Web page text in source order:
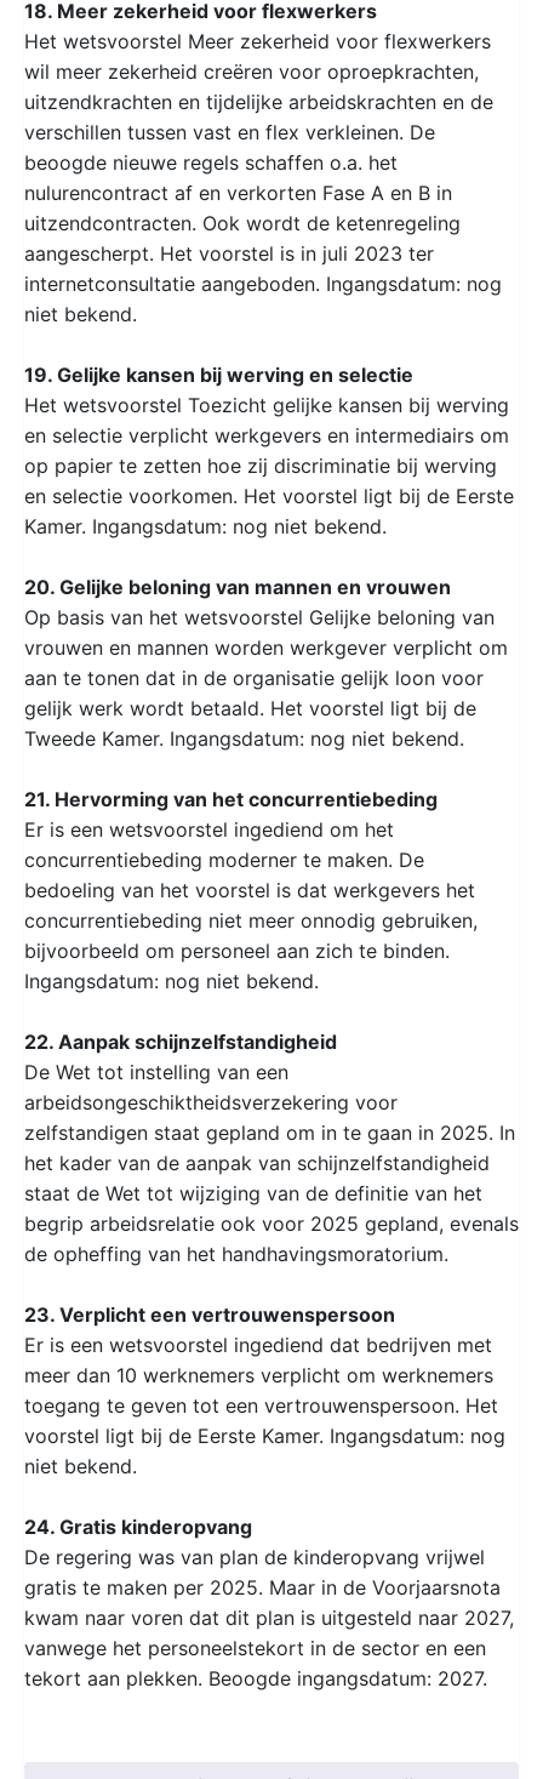
18. Meer zekerheid voor flexwerkers
Het wetsvoorstel Meer zekerheid voor flexwerkers
wil meer zekerheid creëren voor oproepkrachten,
uitzendkrachten en tijdelijke arbeidskrachten en de
verschillen tussen vast en flex verkleinen. De
beoogde nieuwe regels schaffen o.a. het
nulurencontract af en verkorten Fase A en B in
uitzendcontracten. Ook wordt de ketenregeling
aangescherpt. Het voorstel is in juli 2023 ter
internetconsultatie aangeboden. Ingangsdatum: nog
niet bekend.
19. Gelijke kansen bij werving en selectie
Het wetsvoorstel Toezicht gelijke kansen bij werving
en selectie verplicht werkgevers en intermediairs om
op papier te zetten hoe zij discriminatie bij werving
en selectie voorkomen. Het voorstel ligt bij de Eerste
Kamer. Ingangsdatum: nog niet bekend.
20. Gelijke beloning van mannen en vrouwen
Op basis van het wetsvoorstel Gelijke beloning van
vrouwen en mannen worden werkgever verplicht om
aan te tonen dat in de organisatie gelijk loon voor
gelijk werk wordt betaald. Het voorstel ligt bij de
Tweede Kamer. Ingangsdatum: nog niet bekend.
21. Hervorming van het concurrentiebeding
Er is een wetsvoorstel ingediend om het
concurrentiebeding moderner te maken. De
bedoeling van het voorstel is dat werkgevers het
concurrentiebeding niet meer onnodig gebruiken,
bijvoorbeeld om personeel aan zich te binden.
Ingangsdatum: nog niet bekend.
22. Aanpak schijnzelfstandigheid
De Wet tot instelling van een
arbeidsongeschiktheidsverzekering voor
zelfstandigen staat gepland om in te gaan in 2025. In
het kader van de aanpak van schijnzelfstandigheid
staat de Wet tot wijziging van de definitie van het
begrip arbeidsrelatie ook voor 2025 gepland, evenals
de opheffing van het handhavingsmoratorium.
23. Verplicht een vertrouwenspersoon
Er is een wetsvoorstel ingediend dat bedrijven met
meer dan 10 werknemers verplicht om werknemers
toegang te geven tot een vertrouwenspersoon. Het
voorstel ligt bij de Eerste Kamer. Ingangsdatum: nog
niet bekend.
24. Gratis kinderopvang
De regering was van plan de kinderopvang vrijwel
gratis te maken per 2025. Maar in de Voorjaarsnota
kwam naar voren dat dit plan is uitgesteld naar 2027,
vanwege het personeelstekort in de sector en een
tekort aan plekken. Beoogde ingangsdatum: 2027.